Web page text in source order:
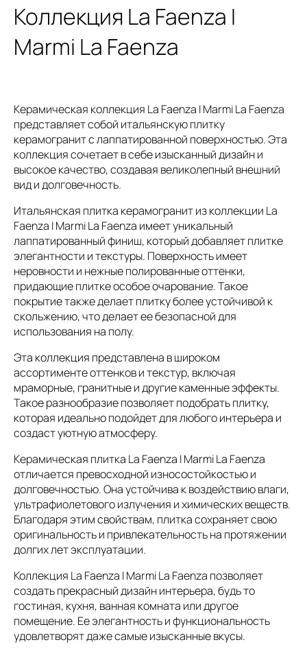
Коллекция La Faenza I
Marmi La Faenza
Керамическая коллекция La Faenza I Marmi La Faenza
представляет собой итальянскую плитку
керамогранит с лаппатированной поверхностью. Эта
коллекция сочетает в себе изысканный дизайн и
высокое качество, создавая великолепный внешний
вид и долговечность.
Итальянская плитка керамогранит из коллекции La
Faenza I Marmi La Faenza имеет уникальный
лаппатированный финиш, который добавляет плитке
элегантности и текстуры. Поверхность имеет
неровности и нежные полированные оттенки,
придающие плитке особое очарование. Такое
покрытие также делает плитку более устойчивой к
скольжению, что делает ее безопасной для
использования на полу.
Эта коллекция представлена в широком
ассортименте оттенков и текстур, включая
мраморные, гранитные и другие каменные эффекты.
Такое разнообразие позволяет подобрать плитку,
которая идеально подойдет для любого интерьера и
создаст уютную атмосферу.
Керамическая плитка La Faenza I Marmi La Faenza
отличается превосходной износостойкостью и
долговечностью. Она устойчива к воздействию влаги,
ультрафиолетового излучения и химических веществ.
Благодаря этим свойствам, плитка сохраняет свою
оригинальность и привлекательность на протяжении
долгих лет эксплуатации.
Коллекция La Faenza I Marmi La Faenza позволяет
создать прекрасный дизайн интерьера, будь то
гостиная, кухня, ванная комната или другое
помещение. Ее элегантность и функциональность
удовлетворят даже самые изысканные вкусы.